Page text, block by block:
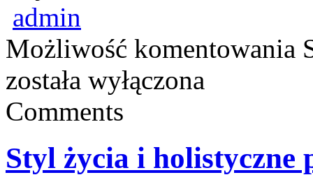
admin
Możliwość komentowania
została wyłączona
Comments
Styl życia i holistyczne